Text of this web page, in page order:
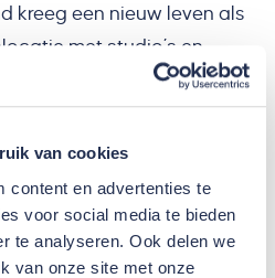
van cookies
content en advertenties te
voor social media te bieden
te analyseren. Ook delen we
van onze site met onze
kreeg een nieuw leven als
met studio’s en
die zorg en
Dankzij de
het gebouw nu een
omgeving, waar
kunnen voelen.
mocht de eerste